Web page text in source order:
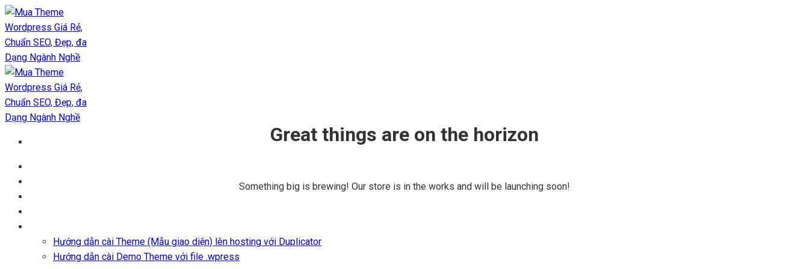
Chuyển
đến
nội
dung
Hướng dẫn cài Theme (Mẫu giao diện) lên hosting với Duplicator
Hướng dẫn cài Demo Theme với file .wpress
Great things are on the horizon
Something big is brewing! Our store is in the works and will be launching soon!